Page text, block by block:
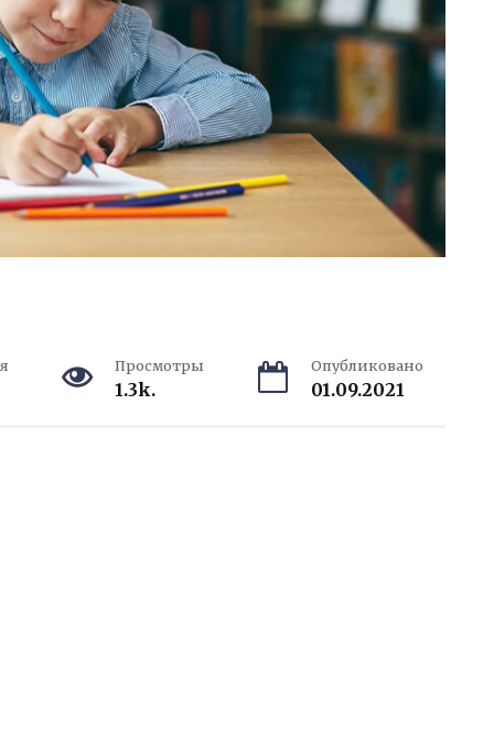
Просмотры
1.3k.
Опубликовано
01.09.2021